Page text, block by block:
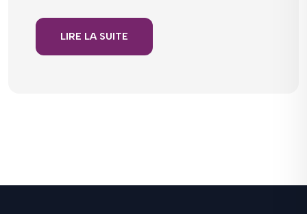
LIRE LA SUITE